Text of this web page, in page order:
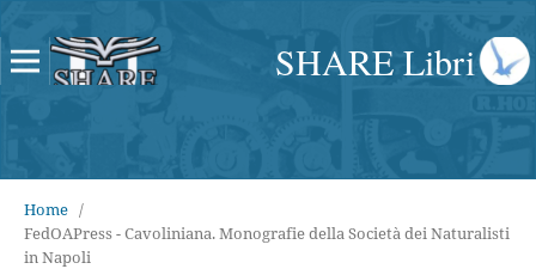
SHARE Libri
Home /
FedOAPress - Cavoliniana. Monografie della Società dei Naturalisti
in Napoli